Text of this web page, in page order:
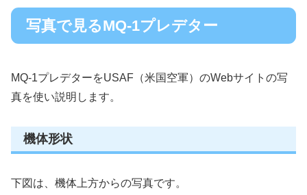
写真で見るMQ-1プレデター
MQ-1プレデターをUSAF（米国空軍）のWebサイトの写
真を使い説明します。
機体形状
下図は、機体上方からの写真です。